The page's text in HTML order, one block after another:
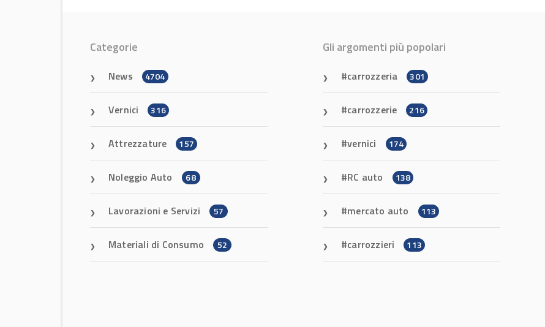
Categorie
News 4704
Vernici 316
Attrezzature 157
Noleggio Auto 68
Lavorazioni e Servizi 57
Materiali di Consumo 52
Gli argomenti più popolari
carrozzeria 301
carrozzerie 216
vernici 174
RC auto 138
mercato auto 113
carrozzieri 113